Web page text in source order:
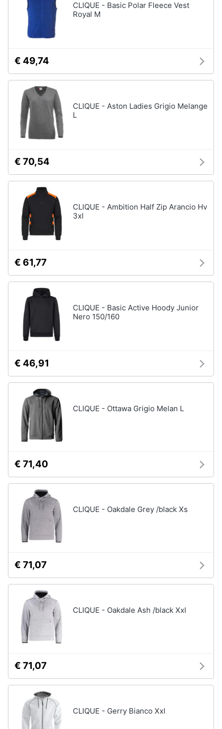
CLIQUE - Basic Polar Fleece Vest
Royal M
€ 49,74
CLIQUE - Aston Ladies Grigio Melange
L
€ 70,54
CLIQUE - Ambition Half Zip Arancio Hv
3xl
€ 61,77
CLIQUE - Basic Active Hoody Junior
Nero 150/160
€ 46,91
CLIQUE - Ottawa Grigio Melan L
€ 71,40
CLIQUE - Oakdale Grey /black Xs
€ 71,07
CLIQUE - Oakdale Ash /black Xxl
€ 71,07
CLIQUE - Gerry Bianco Xxl